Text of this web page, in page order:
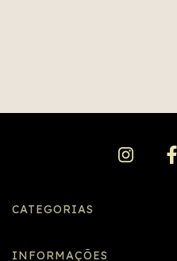
CATEGORIAS
INFORMAÇÕES